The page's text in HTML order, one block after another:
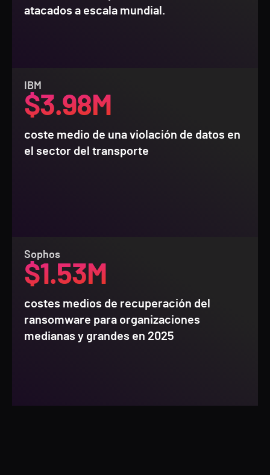
atacados a escala mundial.
IBM
$3.98M
coste medio de una violación de datos en
el sector del transporte
Sophos
$1.53M
costes medios de recuperación del
ransomware para organizaciones
medianas y grandes en 2025